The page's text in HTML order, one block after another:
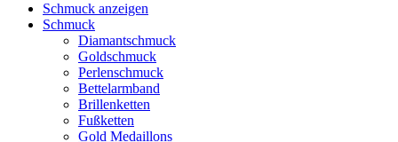
Schmuck anzeigen
Schmuck
Diamantschmuck
Goldschmuck
Perlenschmuck
Bettelarmband
Brillenketten
Fußketten
Gold Medaillons